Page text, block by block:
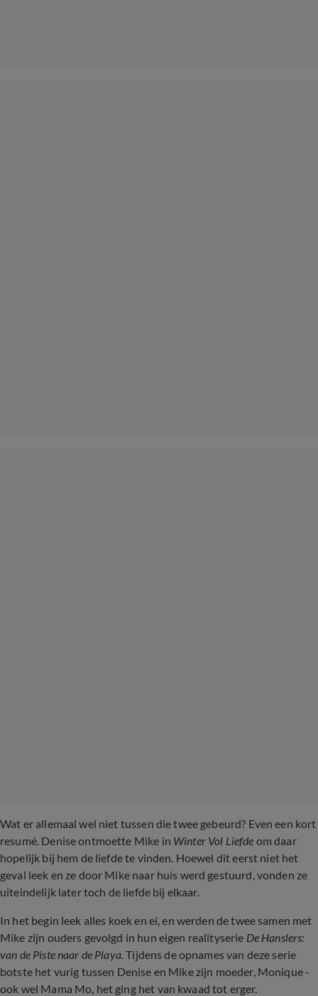
Wat er allemaal wel niet tussen die twee gebeurd? Even een kort
resumé. Denise ontmoette Mike in Winter Vol Liefde om daar
hopelijk bij hem de liefde te vinden. Hoewel dit eerst niet het
geval leek en ze door Mike naar huis werd gestuurd, vonden ze
uiteindelijk later toch de liefde bij elkaar.
In het begin leek alles koek en ei, en werden de twee samen met
Mike zijn ouders gevolgd in hun eigen realityserie De Hanslers:
van de Piste naar de Playa.Tijdens de opnames van deze serie
botste het vurig tussen Denise en Mike zijn moeder, Monique -
ook wel Mama Mo, het ging het van kwaad tot erger.